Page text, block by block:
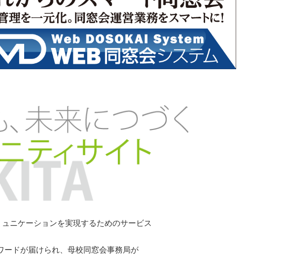
ニケーションを実現するためのサービス
ドが届けられ、母校同窓会事務局が